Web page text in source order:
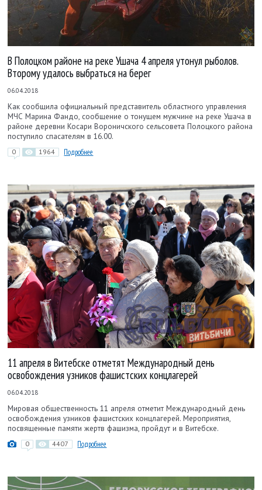
В Полоцком районе на реке Ушача 4 апреля утонул рыболов.
Второму удалось выбраться на берег
06.04.2018
Как сообщила официальный представитель областного управления
МЧС Марина Фандо, сообщение о тонущем мужчине на реке Ушача в
районе деревни Косари Вороничского сельсовета Полоцкого района
поступило спасателям в 16.00.
0 1964 Подробнее
11 апреля в Витебске отметят Международный день
освобождения узников фашистских концлагерей
06.04.2018
Мировая общественность 11 апреля отметит Международный день
освобождения узников фашистских концлагерей. Мероприятия,
посвященные памяти жертв фашизма, пройдут и в Витебске.
0 4407 Подробнее